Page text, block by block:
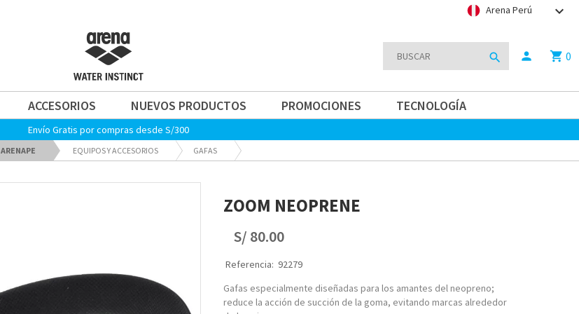
Arena Perú keyboard_arrow_down
search person shopping_cart 0
ACCESORIOS NUEVOS PRODUCTOS PROMOCIONES TECNOLOGÍA
Envío Gratis por compras desde S/300
ARENAPE EQUIPOS Y ACCESORIOS GAFAS
ZOOM NEOPRENE
S/ 80.00
Referencia: 92279
Gafas especialmente diseñadas para los amantes del neopreno;
reduce la acción de succión de la goma, evitando marcas alrededor